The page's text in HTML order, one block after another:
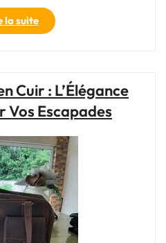
la suite"Le
Style
Élégant
Weekend
Homme
Cuir"
Cuir : L’Élégance
Vos Escapades